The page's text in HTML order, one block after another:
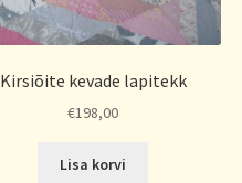
Kirsiõite kevade lapitekk
€198,00
Lisa korvi